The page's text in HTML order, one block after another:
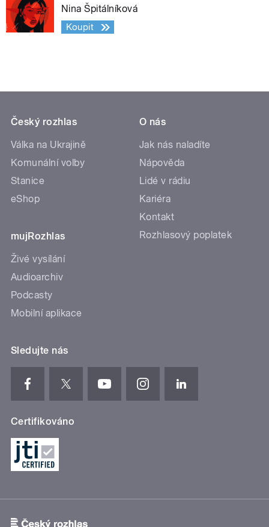
Nina Špitálníková
Koupit
Český rozhlas
Válka na Ukrajině
Komunální volby
Stanice
eShop
mujRozhlas
Živé vysílání
Audioarchiv
Podcasty
Mobilní aplikace
O nás
Jak nás naladíte
Nápověda
Lidé v rádiu
Kariéra
Kontakt
Rozhlasový poplatek
Sledujte nás
Certifikováno